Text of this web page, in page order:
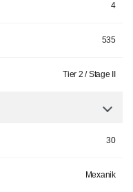
4
535
Tier 2 / Stage II
30
Mexanik